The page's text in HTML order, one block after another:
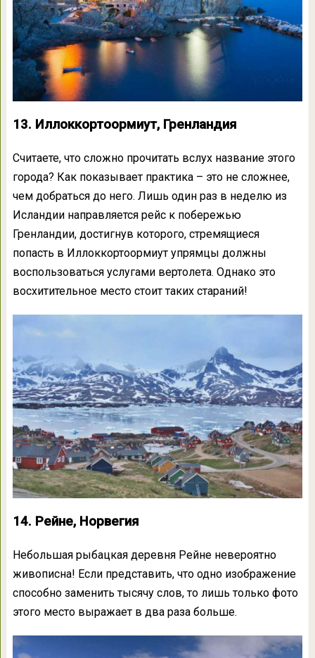
13. Иллоккортоормиут, Гренландия
Считаете, что сложно прочитать вслух название этого
города? Как показывает практика – это не сложнее,
чем добраться до него. Лишь один раз в неделю из
Исландии направляется рейс к побережью
Гренландии, достигнув которого, стремящиеся
попасть в Иллоккортоормиут упрямцы должны
воспользоваться услугами вертолета. Однако это
восхитительное место стоит таких стараний!
14. Рейне, Норвегия
Небольшая рыбацкая деревня Рейне невероятно
живописна! Если представить, что одно изображение
способно заменить тысячу слов, то лишь только фото
этого место выражает в два раза больше.